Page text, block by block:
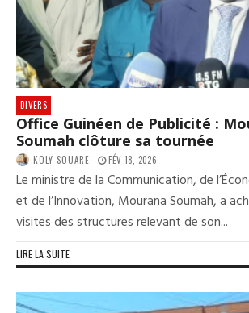
DIVERS
Office Guinéen de Publicité :
Soumah clôture sa tournée
KOLY SOUARE FÉV 18, 2026
Le ministre de la Communication, de
et de l’Innovation, Mourana Soumah, a
visites des structures relevant de son...
LIRE LA SUITE